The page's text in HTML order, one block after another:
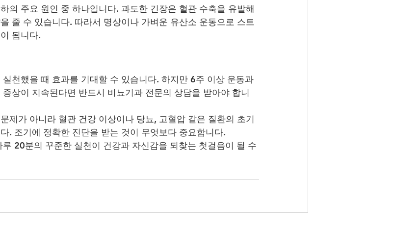
의 주요 원인 중 하나입니다. 과도한 긴장은 혈관 수축을 유발해
줄 수 있습니다. 따라서 명상이나 가벼운 유산소 운동으로 스트
됩니다.
천했을 때 효과를 기대할 수 있습니다. 하지만 6주 이상 운동과
상이 지속된다면 반드시 비뇨기과 전문의 상담을 받아야 합니
제가 아니라 혈관 건강 이상이나 당뇨, 고혈압 같은 질환의 초기
. 조기에 정확한 진단을 받는 것이 무엇보다 중요합니다.
20분의 꾸준한 실천이 건강과 자신감을 되찾는 첫걸음이 될 수